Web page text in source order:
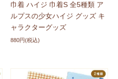
巾着 ハイジ 巾着S 全5種類 ア
ルプスの少女ハイジ グッズ キ
ャラクターグッズ
880円(税込)